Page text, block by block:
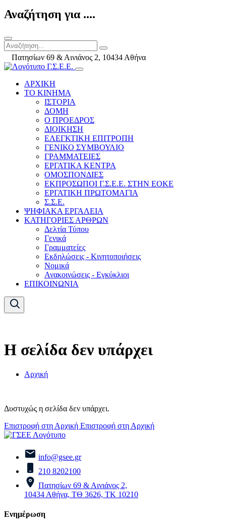
Αναζήτηση για ....
Πατησίων 69 & Αινιάνος 2, 10434 Αθήνα
ΑΡΧΙΚΗ
ΤΟ ΚΙΝΗΜΑ
ΙΣΤΟΡΙΑ
ΔΟΜΗ
Ο ΠΡΟΕΔΡΟΣ
ΔΙΟΙΚΗΣΗ
ΕΛΕΓΚΤΙΚΗ ΕΠΙΤΡΟΠΗ
ΓΕΝΙΚΟ ΣΥΜΒΟΥΛΙΟ
ΓΡΑΜΜΑΤΕΙΕΣ
ΕΡΓΑΤΙΚΑ ΚΕΝΤΡΑ
ΟΜΟΣΠΟΝΔΙΕΣ
ΕΚΠΡΟΣΩΠΟΙ Γ.Σ.Ε.Ε. ΣΤΗΝ ΕΟΚΕ
ΕΡΓΑΤΙΚΗ ΠΡΩΤΟΜΑΓΙΑ
Σ.Σ.Ε.
ΨΗΦΙΑΚΑ ΕΡΓΑΛΕΙΑ
ΚΑΤΗΓΟΡΙΕΣ ΑΡΘΡΩΝ
Δελτία Τύπου
Γενικά
Γραμματείες
Εκδηλώσεις - Κινητοποιήσεις
Νομικά
Ανακοινώσεις - Εγκύκλιοι
ΕΠΙΚΟΙΝΩΝΙΑ
Η σελίδα δεν υπάρχει
Αρχική
Δυστυχώς η σελίδα δεν υπάρχει.
Επιστροφή στη Αρχική Επιστροφή στη Αρχική
info@gsee.gr
210 8202100
Πατησίων 69 & Αινιάνος 2,
10434 Αθήνα, ΤΘ 3626, ΤΚ 10210
Ενημέρωση